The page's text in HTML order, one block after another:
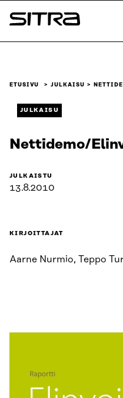
Siirry
suoraan
Sitra
ETUSIVU JULKAISU
JULKAISU
Nettidemo/
JULKAISTU
13.8.2010
KIRJOITTAJAT
Aarne Nurmio, Teppo